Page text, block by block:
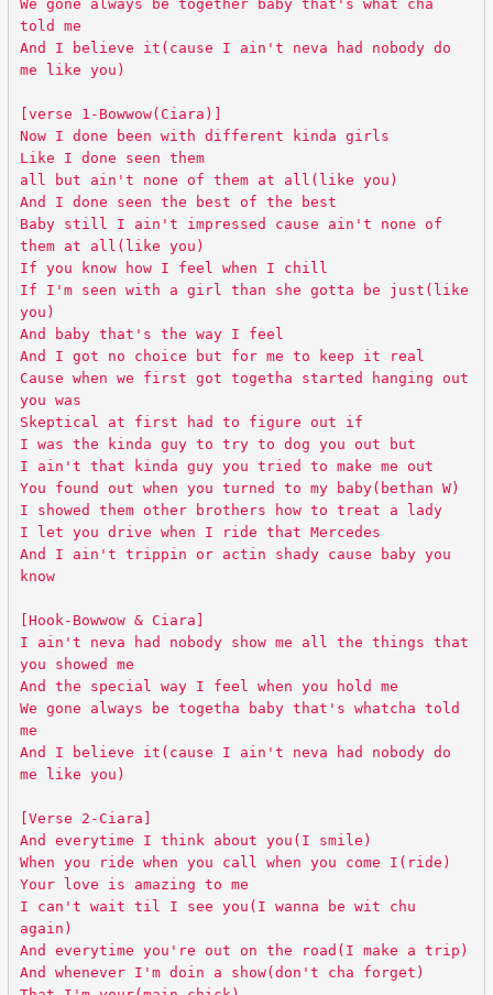
We gone always be together baby that's what cha
told me
And I believe it(cause I ain't neva had nobody do
me like you)
[verse 1-Bowwow(Ciara)]
Now I done been with different kinda girls
Like I done seen them
all but ain't none of them at all(like you)
And I done seen the best of the best
Baby still I ain't impressed cause ain't none of
them at all(like you)
If you know how I feel when I chill
If I'm seen with a girl than she gotta be just(like
you)
And baby that's the way I feel
And I got no choice but for me to keep it real
Cause when we first got togetha started hanging out
you was
Skeptical at first had to figure out if
I was the kinda guy to try to dog you out but
I ain't that kinda guy you tried to make me out
You found out when you turned to my baby(bethan W)
I showed them other brothers how to treat a lady
I let you drive when I ride that Mercedes
And I ain't trippin or actin shady cause baby you
know
[Hook-Bowwow & Ciara]
I ain't neva had nobody show me all the things that
you showed me
And the special way I feel when you hold me
We gone always be togetha baby that's whatcha told
me
And I believe it(cause I ain't neva had nobody do
me like you)
[Verse 2-Ciara]
And everytime I think about you(I smile)
When you ride when you call when you come I(ride)
Your love is amazing to me
I can't wait til I see you(I wanna be wit chu
again)
And everytime you're out on the road(I make a trip)
And whenever I'm doin a show(don't cha forget)